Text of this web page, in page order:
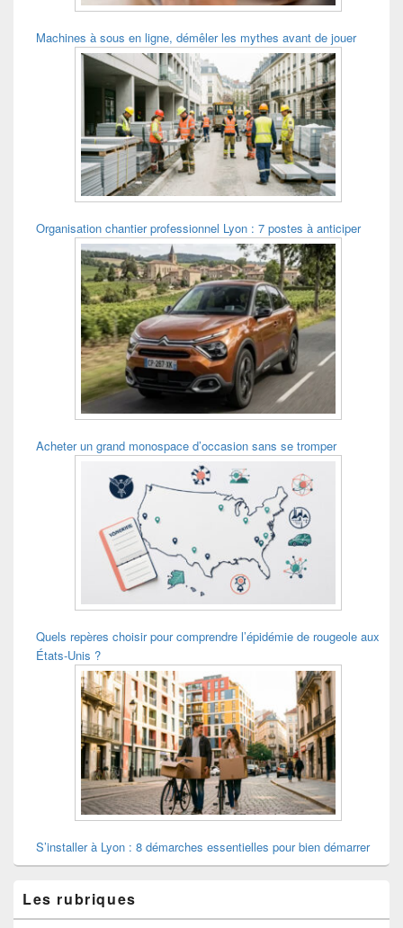
Machines à sous en ligne, démêler les mythes avant de jouer
Organisation chantier professionnel Lyon : 7 postes à anticiper
Acheter un grand monospace d’occasion sans se tromper
Quels repères choisir pour comprendre l’épidémie de rougeole aux
États-Unis ?
S’installer à Lyon : 8 démarches essentielles pour bien démarrer
Les rubriques